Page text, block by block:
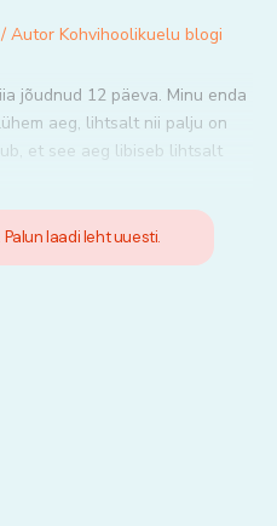
/ Autor Kohvihoolikuelu blogi
jõudnud 12 päeva. Minu enda
aeg, lihtsalt nii palju on
et see aeg libiseb lihtsalt
laadi leht uuesti.